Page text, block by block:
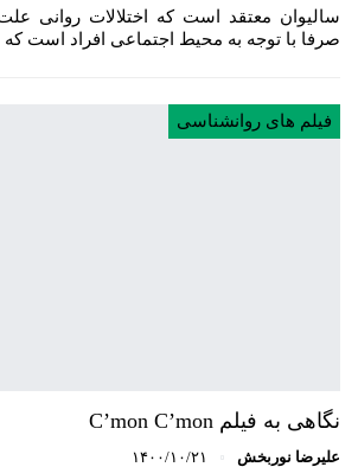
سالیوان معتقد است که اختلالات روانی
صرفا با توجه به محیط اجتماعی افراد است
فیلم های روانشناسی
نگاهی به فیلم C’mon C’mon
علیرضا نوربخش ۱۴۰۰/۱۰/۲۱